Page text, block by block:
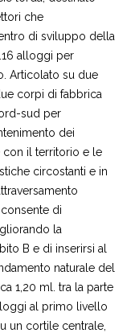
che
di sviluppo della
alloggi per
Articolato su due
corpi di fabbrica
sud per
dei
con il territorio e le
circostanti e in
di
la
B e di inserirsi al
naturale del
1,20 ml. tra la parte
al primo livello
un cortile centrale,